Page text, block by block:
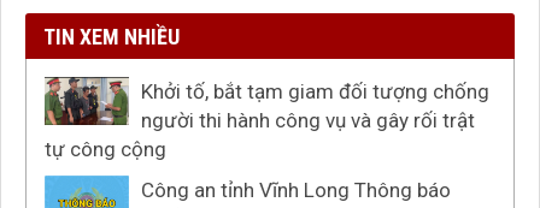
TIN XEM NHIỀU
Khởi tố, bắt tạm giam đối tượng chống
người thi hành công vụ và gây rối trật
tự công cộng
Công an tỉnh Vĩnh Long Thông báo